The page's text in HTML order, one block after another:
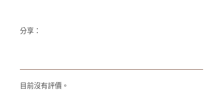
分享：
目前沒有評價。